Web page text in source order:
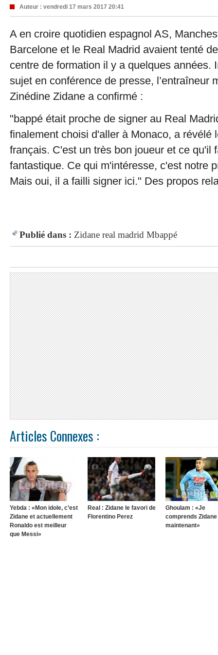
Auteur : vendredi 17 mars 2017 20:41
A en croire quotidien espagnol AS,
Barcelone et le Real Madrid avaient tenté
centre de formation il y a quelques années.
sujet en conférence de presse, l’entraîneur
Zinédine Zidane a confirmé :
"bappé était proche de signer au Real
finalement choisi d'aller à Monaco, a révélé
français. C'est un très bon joueur et ce qu'il
fantastique. Ce qui m'intéresse, c'est notre
Mais oui, il a failli signer ici." Des propos
Publié dans : Zidane real madrid Mbappé
Articles Connexes :
Yebda : «Mon idole, c’est
Zidane et actuellement
Ronaldo est meilleur
que Messi»
Real : Zidane le favori de
Florentino Perez
Ghoulam : «Je
comprends Zidane
maintenant»